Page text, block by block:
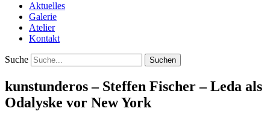
Aktuelles
Galerie
Atelier
Kontakt
Suche
kunstunderos – Steffen Fischer – Leda als
Odalyske vor New York